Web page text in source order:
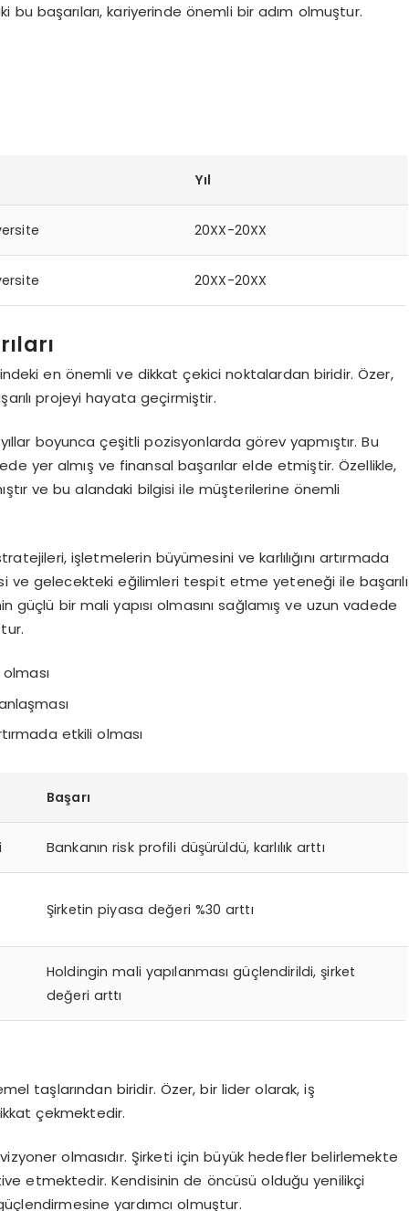
başarıları, kariyerinde önemli bir adım olmuştur.
Yıl
20XX-20XX
20XX-20XX
en önemli ve dikkat çekici noktalardan biridir. Özer,
projeyi hayata geçirmiştir.
boyunca çeşitli pozisyonlarda görev yapmıştır. Bu
yer almış ve finansal başarılar elde etmiştir. Özellikle,
ve bu alandaki bilgisi ile müşterilerine önemli
işletmelerin büyümesini ve karlılığını artırmada
ve gelecekteki eğilimleri tespit etme yeteneği ile başarılı
güçlü bir mali yapısı olmasını sağlamış ve uzun vadede
etkili olması
Başarı
Bankanın risk profili düşürüldü, karlılık arttı
Şirketin piyasa değeri %30 arttı
Holdingin mali yapılanması güçlendirildi, şirket
değeri arttı
taşlarından biridir. Özer, bir lider olarak, iş
çekmektedir.
olmasıdır. Şirketi için büyük hedefler belirlemekte
etmektedir. Kendisinin de öncüsü olduğu yenilikçi
yardımcı olmuştur.